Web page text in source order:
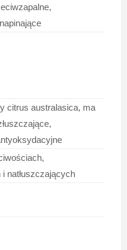
citrus australasica, ma
i natłuszczających